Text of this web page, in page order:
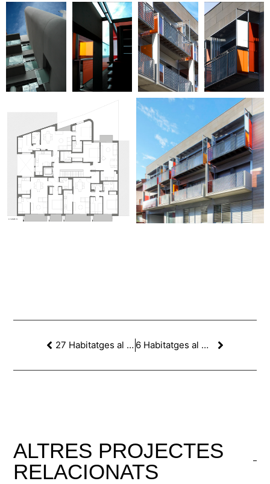
27 Habitatges al C/Gran de la Sagrera, Barcelona 6 Habitatges al C/Torre dels Pardals, Barcelona
ALTRES PROJECTES
RELACIONATS